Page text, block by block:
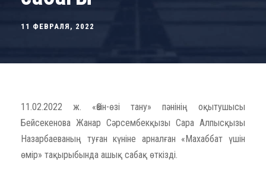
11 ФЕВРАЛЯ, 2022
11.02.2022 ж. «Өзін-өзі тану» пәнінің оқытушысы
Бейсекенова Жанар Сәрсембекқызы Сара Алпысқызы
Назарбаеваның туған күніне арналған «Махаббат үшін
өмір» тақырыбында ашық сабақ өткізді.